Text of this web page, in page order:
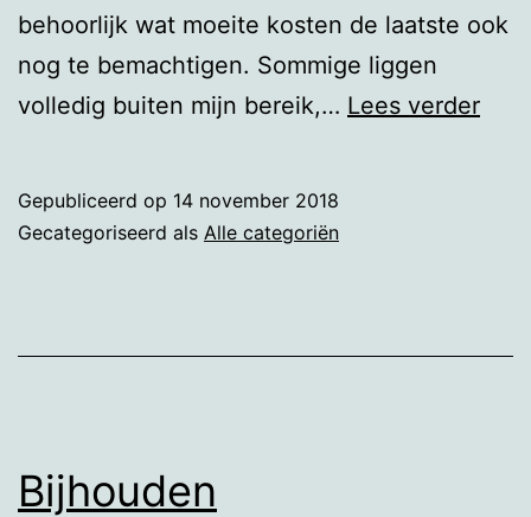
behoorlijk wat moeite kosten de laatste ook
nog te bemachtigen. Sommige liggen
volledig buiten mijn bereik,… Lees verderDe
Gepubliceerd op 14 november 2018
Gecategoriseerd als Alle categoriën
Bijhouden